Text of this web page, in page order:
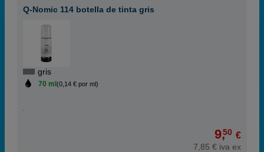
Q-Nomic 114 botella de tinta gris
gris
70 ml (0,14 € por ml)
9,50 €
7,85 € iva ex